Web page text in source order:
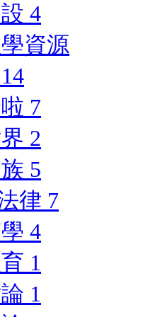
4
資源
14
7
2
5
律 7
4
1
1